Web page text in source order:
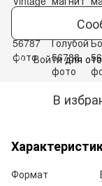
% Войтидля
В
Формат